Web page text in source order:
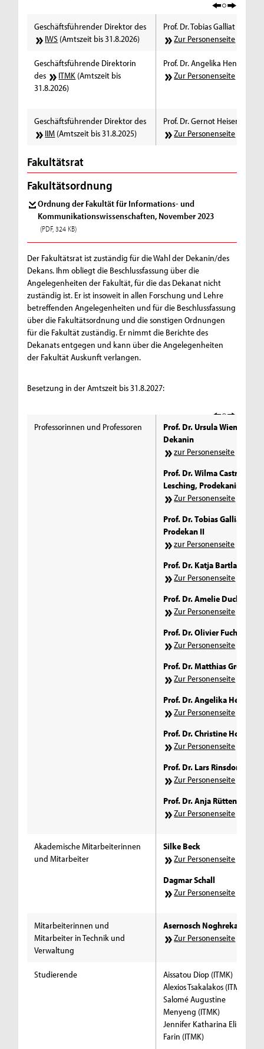
Geschäftsführender Direktor des
IWS (Amtszeit bis 31.8.2026)
Prof. Dr. Tobias Galliat
Zur Personenseite
Geschäftsführende Direktorin
des
ITMK (Amtszeit bis
31.8.2026)
Prof. Dr. Angelika Hennecke
Zur Personenseite
Geschäftsführender Direktor des
IIM (Amtszeit bis 31.8.2025)
Prof. Dr. Gernot Heisenberg
Zur Personenseite
Fakultätsrat
Fakultätsordnung
Ordnung der Fakultät für Informations- und
Kommunikationswissenschaften, November 2023
(PDF, 324 KB)
Der Fakultätsrat ist zuständig für die Wahl der Dekanin/des
Dekans. Ihm obliegt die Beschlussfassung über die
Angelegenheiten der Fakultät, für die das Dekanat nicht
zuständig ist. Er ist insoweit in allen Forschung und Lehre
betreffenden Angelegenheiten und für die Beschlussfassung
über die Fakultätsordnung und die sonstigen Ordnungen
für die Fakultät zuständig. Er nimmt die Berichte des
Dekanats entgegen und kann über die Angelegenheiten
der Fakultät Auskunft verlangen.
Besetzung in der Amtszeit bis 31.8.2027:
Professorinnen und Professoren
Prof. Dr. Ursula Wienen,
Dekanin
zur Personenseite
Prof. Dr. Wilma Castro-
Lesching, Prodekanin I
Zur Personenseite
Prof. Dr. Tobias Galliat,
Prodekan II
zur Personenseite
Prof. Dr. Katja Bartlakowski
Zur Personenseite
Prof. Dr. Amelie Duckwitz
Zur Personenseite
Prof. Dr. Olivier Fuchs
Zur Personenseite
Prof. Dr. Matthias Groß
Zur Personenseite
Prof. Dr. Angelika
Zur Personenseite
Prof. Dr. Christine Horz-
Zur Personenseite
Prof. Dr. Lars Rinsdorf
Zur Personenseite
Prof. Dr. Anja Rütten
Zur Personenseite
Akademische Mitarbeiterinnen
und Mitarbeiter
Silke Beck
Zur Personenseite
Dagmar Schall
Zur Personenseite
Mitarbeiterinnen und
Mitarbeiter in Technik und
Verwaltung
Asernosch Noghrekar
Zur Personenseite
Studierende
Aissatou Diop (ITMK)
Alexios Tsakalakos (ITMK)
Salomé Augustine
Menyeng (ITMK)
Jennifer Katharina Elisabeth
Farin (ITMK)